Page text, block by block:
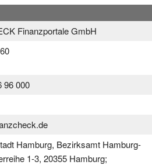
Finanzportale GmbH
96 000
Hamburg, Bezirksamt Hamburg-
1-3, 20355 Hamburg;